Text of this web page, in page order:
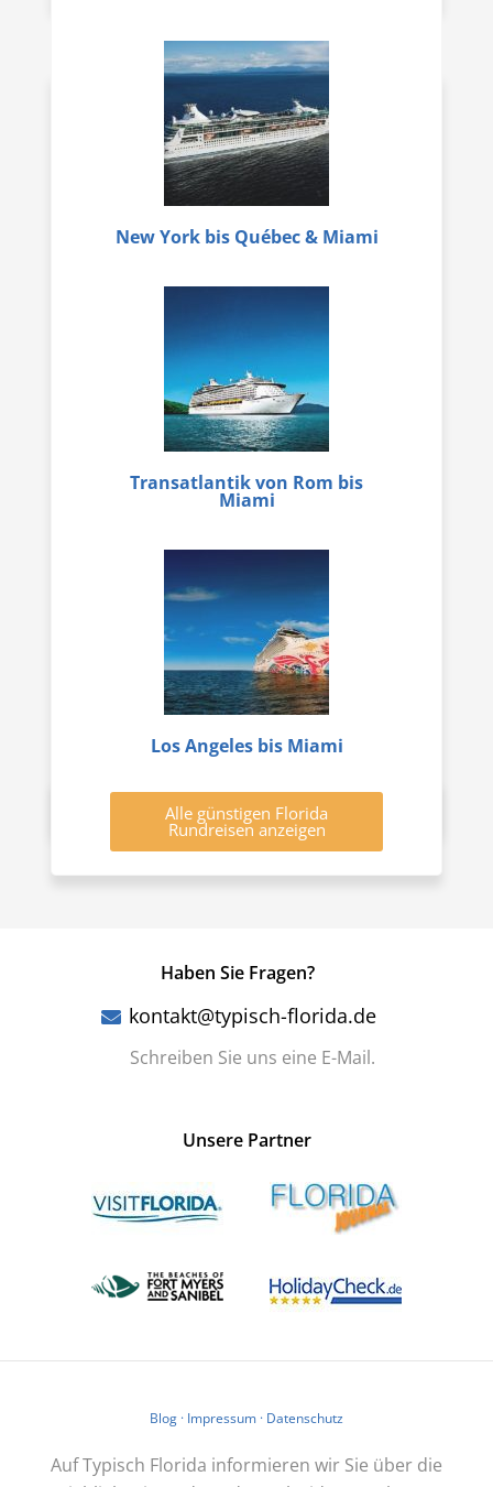
New York bis Québec & Miami
Transatlantik von Rom bis
Miami
Los Angeles bis Miami
Alle günstigen Florida
Rundreisen anzeigen
Haben Sie Fragen?
kontakt@typisch-florida.de
Schreiben Sie uns eine E-Mail.
Unsere Partner
Blog · Impressum · Datenschutz
Auf Typisch Florida informieren wir Sie über die